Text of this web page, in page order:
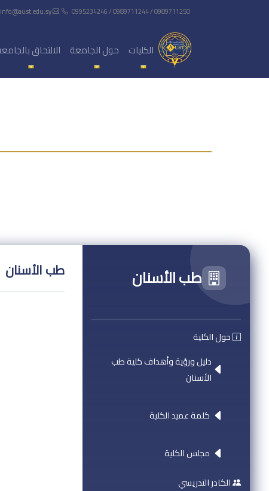
0995234246 / 0989711244 / 0989711250
الكليات حول الجامعة الالتحاق
طب الأسنان
حول الكلية
دليل ورؤية وأهداف كلية طب
الأسنان
كلمة عميد الكلية
مجلس الكلية
الكادر التدريسي
طب الأسنان